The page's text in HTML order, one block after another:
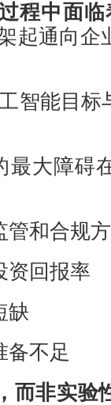
程中面
起通向
智能目标
最大障碍
和合规
资回报率
缺
备不足
而非实验